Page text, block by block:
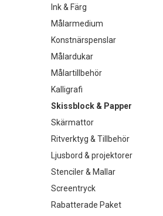
Ink & Färg
Målarmedium
Konstnärspenslar
Målardukar
Målartillbehör
Kalligrafi
Skissblock & Papper
Skärmattor
Ritverktyg & Tillbehör
Ljusbord & projektorer
Stenciler & Mallar
Screentryck
Rabatterade Paket